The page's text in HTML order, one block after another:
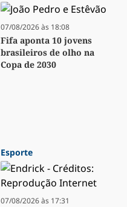
07/08/2026 às 18:08
Fifa aponta 10 jovens
brasileiros de olho na
Copa de 2030
Esporte
07/08/2026 às 17:31